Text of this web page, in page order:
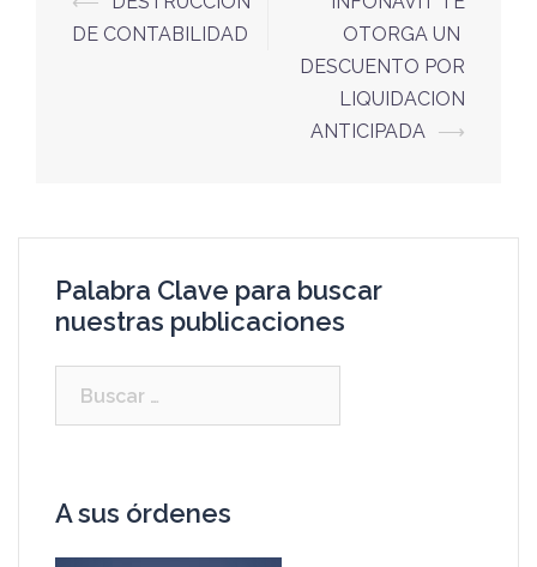
DE CONTABILIDAD
OTORGA UN
DESCUENTO POR
LIQUIDACION
ANTICIPADA ⟶
Palabra Clave para buscar
nuestras publicaciones
A sus órdenes